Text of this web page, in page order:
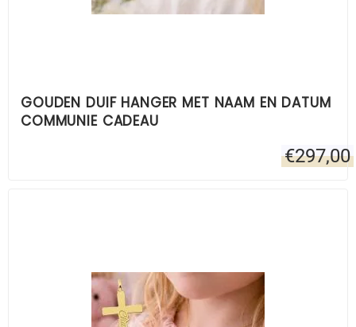
GOUDEN DUIF HANGER MET NAAM EN DATUM
COMMUNIE CADEAU
€297,00